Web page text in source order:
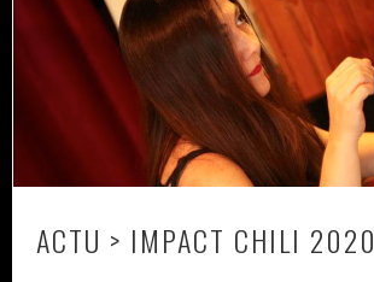
ACTU > IMPACT CHILI 2020